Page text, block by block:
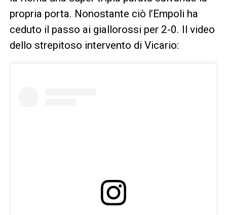
propria porta. Nonostante ciò l’Empoli ha
ceduto il passo ai giallorossi per 2-0. Il video
dello strepitoso intervento di Vicario: